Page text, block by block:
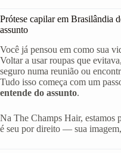
Prótese capilar em Brasilândia
assunto
Você já pensou em como sua
Voltar a usar roupas que
seguro numa reunião ou
Tudo isso começa com um
entende do assunto.
Na The Champs Hair, estamos
é seu por direito — sua